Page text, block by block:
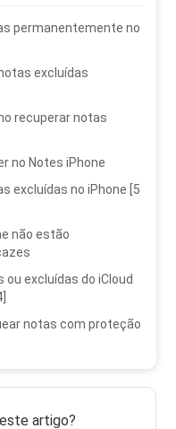
permanentemente no
excluídas
recuperar notas
no Notes iPhone
excluídas no iPhone [5
não estão
excluídas do iCloud
notas com proteção
artigo?